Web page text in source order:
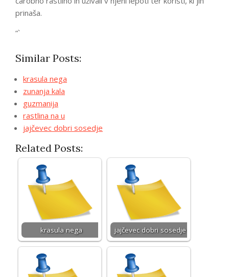
prinaša.
“`
Similar Posts:
krasula nega
zunanja kala
guzmanija
rastlina na u
jajčevec dobri sosedje
Related Posts:
krasula nega jajčevec dobri sosedje